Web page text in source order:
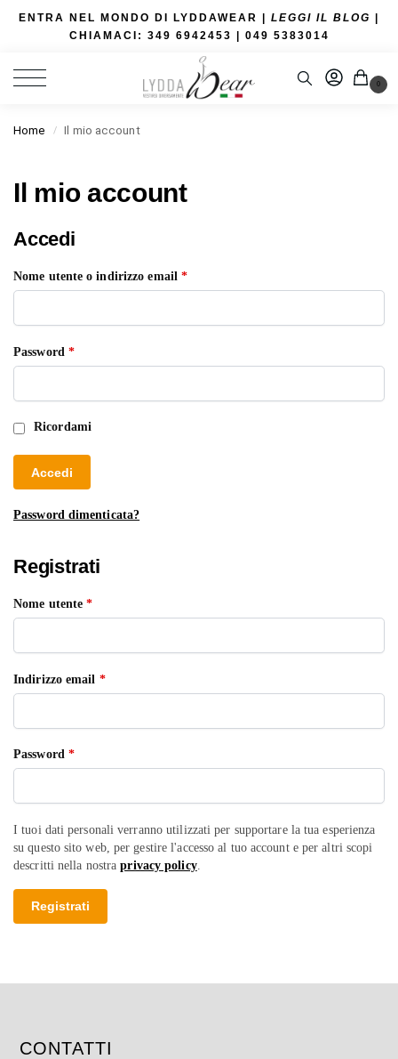
ENTRA NEL MONDO DI LYDDAWEAR | LEGGI IL BLOG |
CHIAMACI: 349 6942453 | 049 5383014
0
Home / Il mio account
Il mio account
Accedi
Nome utente o indirizzo email*
Password *
Ricordami
Accedi
Password dimenticata?
Registrati
Nome utente*
Indirizzo email *
Password *
I tuoi dati personali verranno utilizzati per supportare la tua esperienza
su questo sito web, per gestire l'accesso al tuo account e per altri scopi
descritti nella nostraprivacy policy.
Registrati
CONTATTI